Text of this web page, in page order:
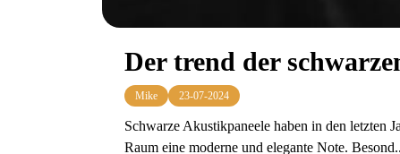
Der trend der
Mike 23-07-2024
Schwarze Akustikpaneele haben in den letzten
Raum eine moderne und elegante Note.